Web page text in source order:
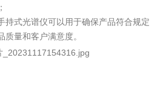
持式光谱仪可以用于确保产品符合规定
量和客户满意度。